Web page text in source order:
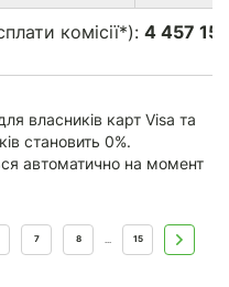
комісії*): 4 457
власників карт Visa та
становить 0%.
автоматично на момент
7 8 15